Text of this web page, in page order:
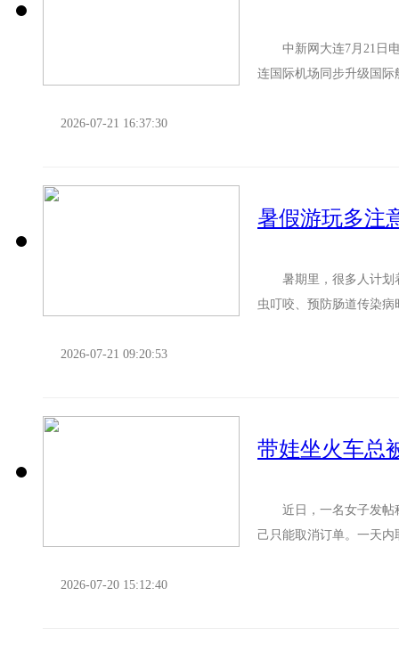
中新网大连7月21日电
连国际机场同步升级国
2026-07-21 16:37:30
暑假游玩多注
暑期里，很多人计划着
虫叮咬、预防肠道传染
2026-07-21 09:20:53
带娃坐火车总
近日，一名女子发帖称
己只能取消订单。一天
2026-07-20 15:12:40